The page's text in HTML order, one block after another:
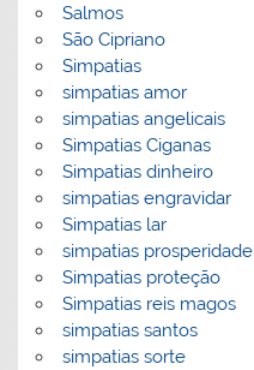
Salmos
São Cipriano
Simpatias
simpatias amor
simpatias angelicais
Simpatias Ciganas
Simpatias dinheiro
simpatias engravidar
Simpatias lar
simpatias prosperidade
Simpatias proteção
Simpatias reis magos
simpatias santos
simpatias sorte